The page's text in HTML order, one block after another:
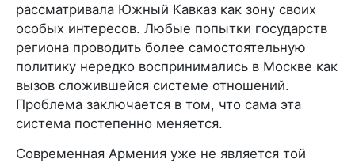
рассматривала Южный Кавказ как зону своих
особых интересов. Любые попытки государств
региона проводить более самостоятельную
политику нередко воспринимались в Москве как
вызов сложившейся системе отношений.
Проблема заключается в том, что сама эта
система постепенно меняется.
Современная Армения уже не является той